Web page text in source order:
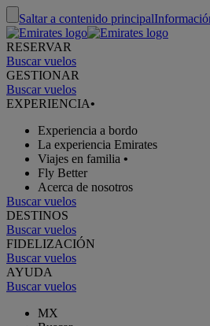
Saltar a contenido principal
RESERVAR
Buscar vuelos
GESTIONAR
Buscar vuelos
EXPERIENCIA•
Experiencia a bordo
La experiencia Emirates
Viajes en familia •
Fly Better
Acerca de nosotros
Buscar vuelos
DESTINOS
Buscar vuelos
FIDELIZACIÓN
Buscar vuelos
AYUDA
Buscar vuelos
MX